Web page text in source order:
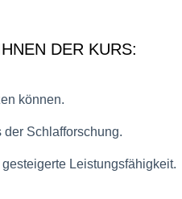
DER KURS:
können.
Schlafforschung.
Leistungsfähigkeit.